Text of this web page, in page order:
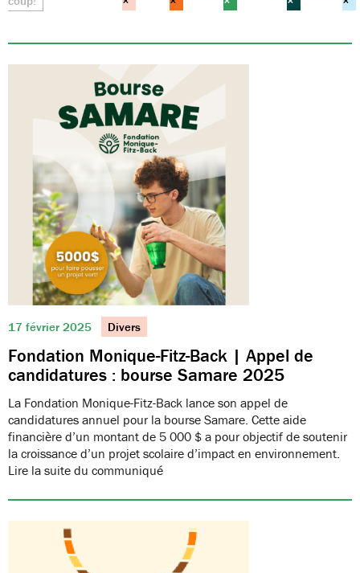
17 février 2025 Divers
Fondation Monique-Fitz-Back | Appel de
candidatures : bourse Samare 2025
La Fondation Monique-Fitz-Back lance son appel de
candidatures annuel pour la bourse Samare. Cette aide
financière d’un montant de 5 000 $ a pour objectif de soutenir
la croissance d’un projet scolaire d’impact en environnement.
Lire la suite du communiqué